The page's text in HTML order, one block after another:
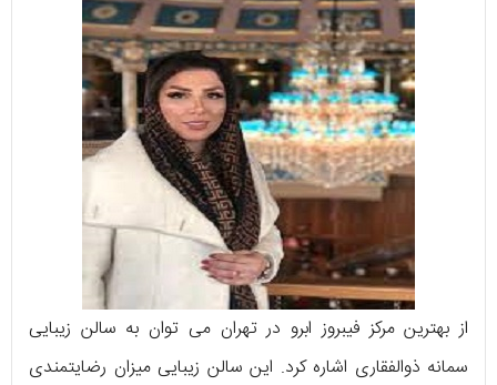
از بهترین مرکز فیبروز ابرو در تهران می توان به سالن زیبایی
سمانه ذوالفقاری اشاره کرد. این سالن زیبایی میزان رضایتمندی